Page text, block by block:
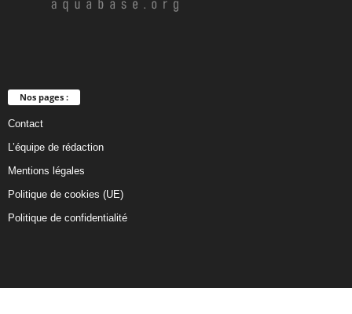
Nos pages :
Contact
L’équipe de rédaction
Mentions légales
Politique de cookies (UE)
Politique de confidentialité